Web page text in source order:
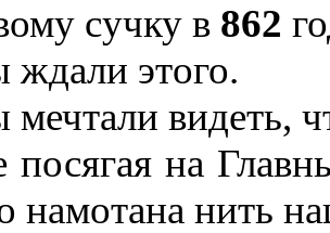
сучку в 862
этого.
видеть,
на
намотана нить